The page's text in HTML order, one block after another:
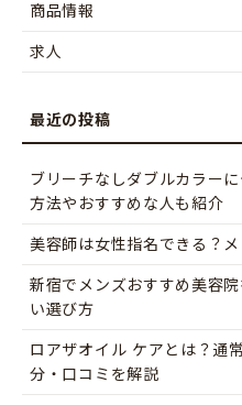
商品情報
求人
ブリーチなしダブルカラー
方法やおすすめな人も紹介
美容師は女性指名できる？
新宿でメンズおすすめ美容
い選び方
ロアザオイル ケアとは？通
分・口コミを解説